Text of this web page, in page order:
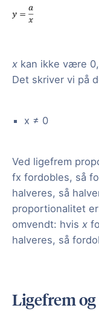
x kan ikke være
Det skriver vi på
x ≠ 0
Ved ligefrem
fx fordobles, så
halveres, så
proportionalitet
omvendt: hvis x
halveres, så
Ligefrem